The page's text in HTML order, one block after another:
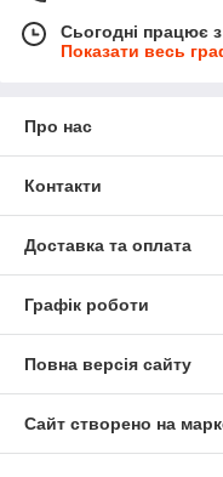
Сьогодні працює
Показати весь
Про нас
Контакти
Доставка та оплата
Графік роботи
Повна версія сайту
Сайт створено на